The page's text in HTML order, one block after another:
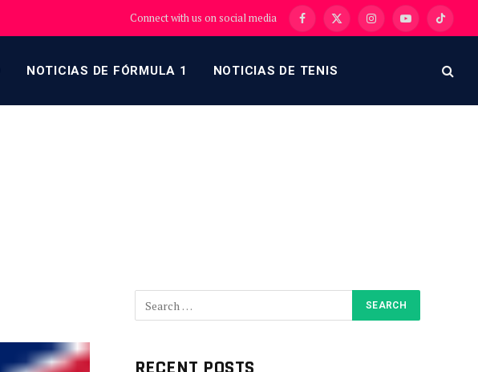
Connect with us on social media Facebook
X
InstagramYouTubeTikTok
NOTICIAS DE FÓRMULA 1 NOTICIAS DE TENIS